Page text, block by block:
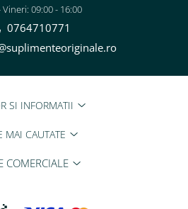
Vineri: 09:00 - 16:00
0764710771
SI INFORMATII
MAI CAUTATE
COMERCIALE